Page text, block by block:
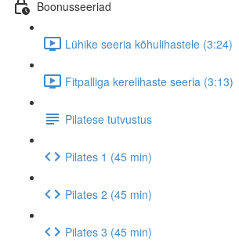
Boonusseeriad
Lühike seeria kõhulihastele (3:24)
Fitpalliga kerelihaste seeria (3:13)
Pilatese tutvustus
Pilates 1 (45 min)
Pilates 2 (45 min)
Pilates 3 (45 min)